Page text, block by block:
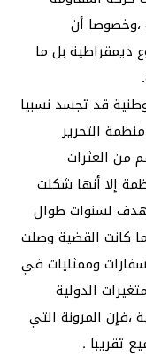
،وخصوصا أن
ديمقراطية بل ما
قد تجسد نسبيا
التحرير
من العثرات
إلا أنها شكلت
لسنوات طوال
كانت القضية وصلت
وممثليات في
الدولية
،فإن المرونة التي
تقريبا .